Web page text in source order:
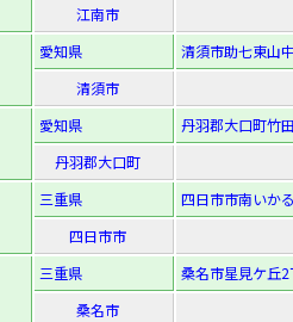
江南市
愛知県
清須市助七東山
清須市
愛知県
丹羽郡大口町竹
丹羽郡大口町
三重県
四日市市南いか
四日市市
三重県
桑名市星見ケ丘
桑名市